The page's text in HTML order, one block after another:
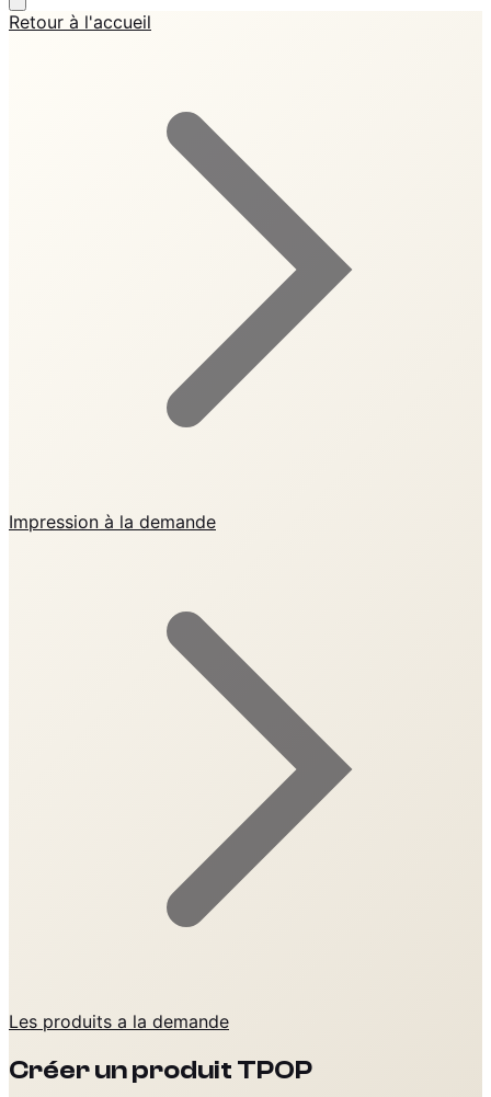
Retour à l'accueil
Impression à la demande
Les produits a la demande
Créer un produit TPOP